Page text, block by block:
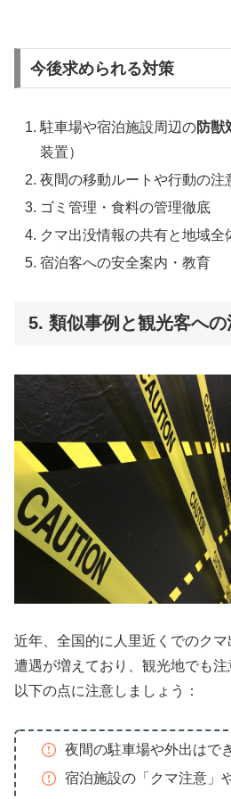
今後求められる対策
駐車場や宿泊施設周辺の防獣
装置）
夜間の移動ルートや行動の注
ゴミ管理・食料の管理徹底
クマ出没情報の共有と地域全
宿泊客への安全案内・教育
5. 類似事例と観光客への
近年、全国的に人里近くでのク
遭遇が増えており、観光地でも
以下の点に注意しましょう：
夜間の駐車場や外出はで
宿泊施設の「クマ注意」